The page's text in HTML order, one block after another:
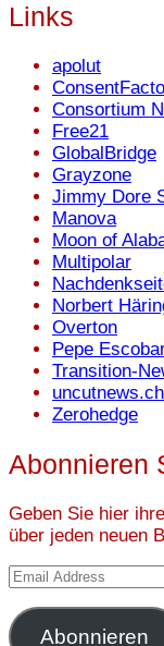
Links
apolut
Consortium
Free21
GlobalBridge
Grayzone
Jimmy Dore
Manova
Moon of
Multipolar
Norbert
Overton
Pepe
Transition-
uncutnews.ch
Zerohedge
Abonnieren
Geben Sie hier
über jeden neuen
Email
Abonnieren